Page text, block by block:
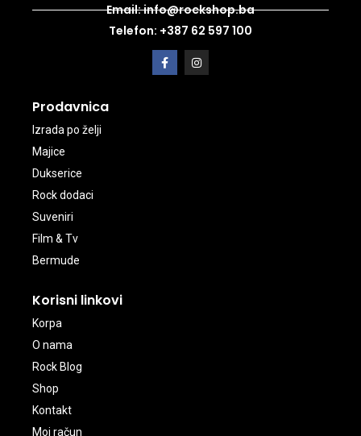
Email: info@rockshop.ba
Telefon: +387 62 597 100
Prodavnica
Izrada po želji
Majice
Dukserice
Rock dodaci
Suveniri
Film & Tv
Bermude
Korisni linkovi
Korpa
O nama
Rock Blog
Shop
Kontakt
Moj račun